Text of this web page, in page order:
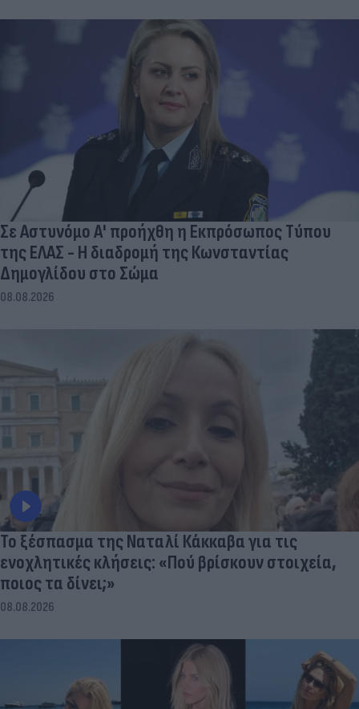
Σε Αστυνόμο Α' προήχθη η Εκπρόσωπος Τύπου
της ΕΛΑΣ - Η διαδρομή της Κωνσταντίας
Δημογλίδου στο Σώμα
08.08.2026
Το ξέσπασμα της Ναταλί Κάκκαβα για τις
ενοχλητικές κλήσεις: «Πού βρίσκουν στοιχεία,
ποιος τα δίνει;»
08.08.2026